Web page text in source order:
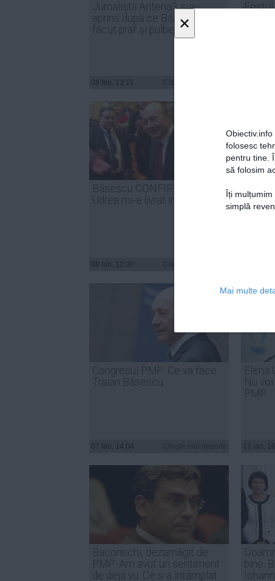
×
folosesc
pentru tine.
să folosim
Îți
simplă
Mai multe
Jurnaliştii Antena3 s-au
aprins după ce Băsescu i-a
făcut praf şi pulbere
08 feb, 13:11
Băsescu CONFIRMĂ: Elena
Udrea mi-a livrat informaţii
08 feb, 12:30
Congresul PMP: Ce va face
Traian Băsescu
07 feb, 14:04
Elena
Nu
PMP
12 ian,
Baconschi, dezamăgit de
PMP: Am avut un sentiment
de deja vu. Ce s-a întâmplat
bine.